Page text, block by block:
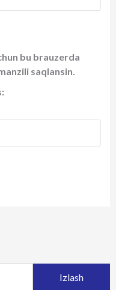
bu brauzerda
saqlansin.